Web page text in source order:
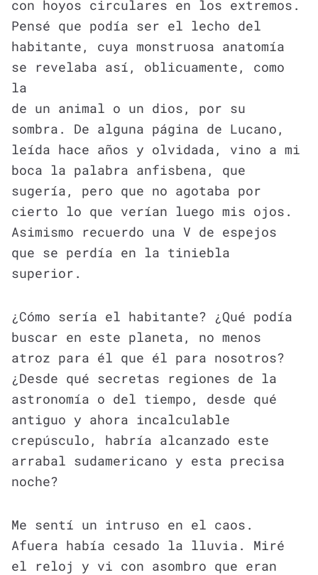
con hoyos circulares en los extremos.
Pensé que podía ser el lecho del
habitante, cuya monstruosa anatomía
se revelaba así, oblicuamente, como
la
de un animal o un dios, por su
sombra. De alguna página de Lucano,
leída hace años y olvidada, vino a mi
boca la palabra anfisbena, que
sugería, pero que no agotaba por
cierto lo que verían luego mis ojos.
Asimismo recuerdo una V de espejos
que se perdía en la tiniebla
superior.
¿Cómo sería el habitante? ¿Qué podía
buscar en este planeta, no menos
atroz para él que él para nosotros?
¿Desde qué secretas regiones de la
astronomía o del tiempo, desde qué
antiguo y ahora incalculable
crepúsculo, habría alcanzado este
arrabal sudamericano y esta precisa
noche?
Me sentí un intruso en el caos.
Afuera había cesado la lluvia. Miré
el reloj y vi con asombro que eran